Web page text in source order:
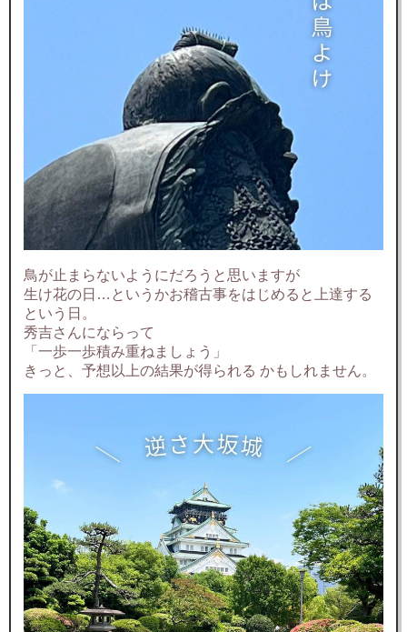
鳥が止まらないようにだろうと思いますが
生け花の日…というかお稽古事をはじめると上達する
という日。
秀吉さんにならって
「一歩一歩積み重ねましょう」
きっと、予想以上の結果が得られる かもしれません。